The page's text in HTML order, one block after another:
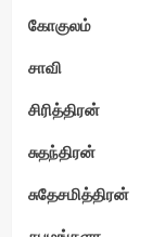
கோகுலம்
சாவி
சிரித்திரன்
சுதந்திரன்
சுதேசமித்திரன்